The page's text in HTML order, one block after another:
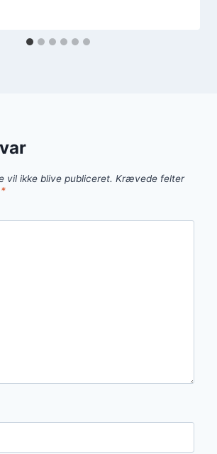
vil ikke blive publiceret. Krævede felter
*